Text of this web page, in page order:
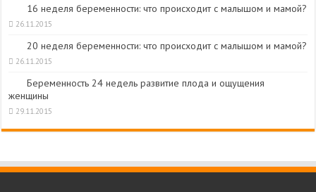
16 неделя беременности: что происходит с малышом и мамой?
26.11.2015
20 неделя беременности: что происходит с малышом и мамой?
26.11.2015
Беременность 24 недель развитие плода и ощущения
женщины
29.11.2015